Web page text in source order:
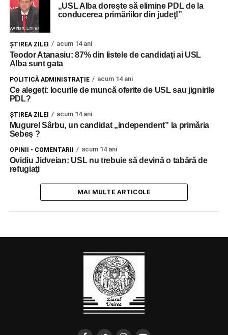
„USL Alba doreşte să elimine PDL de la
conducerea primăriilor din judeţ!”
ŞTIREA ZILEI acum 14 ani
Teodor Atanasiu: 87% din listele de candidaţi ai USL
Alba sunt gata
POLITICĂ ADMINISTRAȚIE acum 14 ani
Ce alegeţi: locurile de muncă oferite de USL sau jignirile
PDL?
ŞTIREA ZILEI acum 14 ani
Mugurel Sârbu, un candidat „independent” la primăria
Sebeş ?
OPINII - COMENTARII acum 14 ani
Ovidiu Jidveian: USL nu trebuie să devină o tabără de
refugiaţi
MAI MULTE ARTICOLE